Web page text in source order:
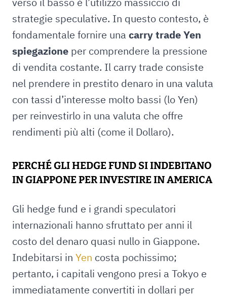
strategie speculative. In questo contesto, è
fondamentale fornire una carry trade Yen
spiegazione per comprendere la pressione
di vendita costante. Il carry trade consiste
nel prendere in prestito denaro in una valuta
con tassi d’interesse molto bassi (lo Yen)
per reinvestirlo in una valuta che offre
rendimenti più alti (come il Dollaro).
PERCHÉ GLI HEDGE FUND SI INDEBITANO
IN GIAPPONE PER INVESTIRE IN AMERICA
Gli hedge fund e i grandi speculatori
internazionali hanno sfruttato per anni il
costo del denaro quasi nullo in Giappone.
Indebitarsi in Yen costa pochissimo;
pertanto, i capitali vengono presi a Tokyo e
immediatamente convertiti in dollari per